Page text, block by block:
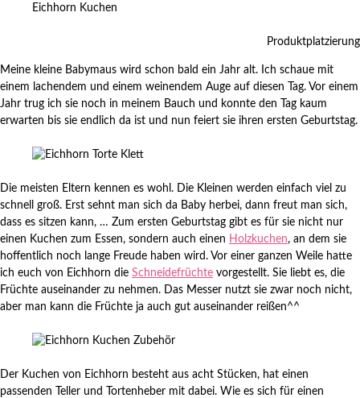
Eichhorn Kuchen
Produktplatzierung
Meine kleine Babymaus wird schon bald ein Jahr alt. Ich schaue mit
einem lachendem und einem weinendem Auge auf diesen Tag. Vor einem
Jahr trug ich sie noch in meinem Bauch und konnte den Tag kaum
erwarten bis sie endlich da ist und nun feiert sie ihren ersten Geburtstag.
Die meisten Eltern kennen es wohl. Die Kleinen werden einfach viel zu
schnell groß. Erst sehnt man sich da Baby herbei, dann freut man sich,
dass es sitzen kann, … Zum ersten Geburtstag gibt es für sie nicht nur
einen Kuchen zum Essen, sondern auch einen Holzkuchen, an dem sie
hoffentlich noch lange Freude haben wird. Vor einer ganzen Weile hatte
ich euch von Eichhorn die Schneidefrüchte vorgestellt. Sie liebt es, die
Früchte auseinander zu nehmen. Das Messer nutzt sie zwar noch nicht,
aber man kann die Früchte ja auch gut auseinander reißen^^
Der Kuchen von Eichhorn besteht aus acht Stücken, hat einen
passenden Teller und Tortenheber mit dabei. Wie es sich für einen